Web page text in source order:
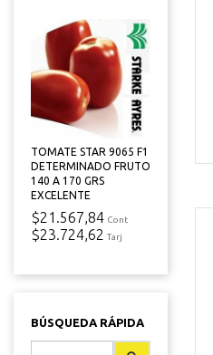
TOMATE STAR 9065 F1
DETERMINADO FRUTO
140 A 170 GRS
EXCELENTE
$21.567,84 Cont
$23.724,62 Tarj
BÚSQUEDA RÁPIDA